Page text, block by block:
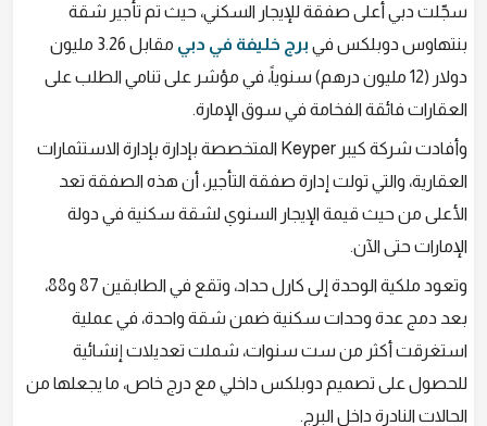
سجّلت دبي أعلى صفقة للإيجار السكني، حيث تم تأجير شقة
بنتهاوس دوبلكس في برج خليفة في دبي
مقابل 3.26 مليون
دولار (12 مليون درهم) سنوياً، في مؤشر على تنامي الطلب على
العقارات فائقة الفخامة في سوق الإمارة.
وأفادت شركة كيبر Keyper المتخصصة بإدارة بإدارة الاستثمارات
العقارية، والتي تولت إدارة صفقة التأجير، أن هذه الصفقة تعد
الأعلى من حيث قيمة الإيجار السنوي لشقة سكنية في دولة
الإمارات حتى الآن.
وتعود ملكية الوحدة إلى كارل حداد، وتقع في الطابقين 87 و88،
بعد دمج عدة وحدات سكنية ضمن شقة واحدة، في عملية
استغرقت أكثر من ست سنوات، شملت تعديلات إنشائية
للحصول على تصميم دوبلكس داخلي مع درج خاص، ما يجعلها من
الحالات النادرة داخل البرج.